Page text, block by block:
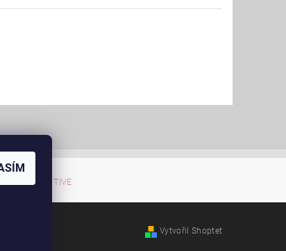
EMOTIVE
Vytvořil Shoptet